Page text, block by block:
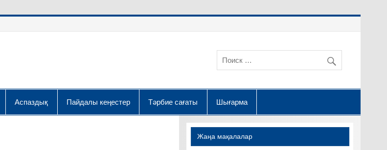
Аспаздық Пайдалы кеңестер Тәрбие сағаты Шығарма
Жаңа мақалалар